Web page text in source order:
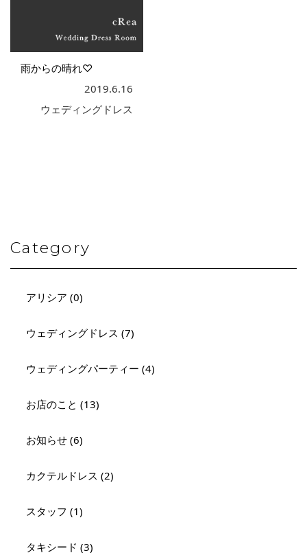
雨からの晴れ♡
2019.6.16
ウェディングドレス
Category
アリシア (0)
ウェディングドレス (7)
ウェディングパーティー (4)
お店のこと (13)
お知らせ (6)
カクテルドレス (2)
スタッフ (1)
タキシード (3)